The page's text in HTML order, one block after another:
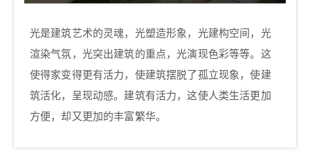
光是建筑艺术的灵魂，光塑造形象，光建构空间，光
渲染气氛，光突出建筑的重点，光演现色彩等等。这
使得家变得更有活力，使建筑摆脱了孤立现象，使建
筑活化，呈现动感。建筑有活力，这使人类生活更加
方便，却又更加的丰富繁华。
行播放，更加方便。启动电影场景以后，投影机启
播放片源，所有灯光依次关闭，开始开电影啦！ 阅
读场景 启动阅读场景以后，灯光变柔变弱，窗帘自
动调节，音乐启动，开始播放轻音乐。主人既可以
在舒适优雅的环境之下开始阅读。 聚会场景 打开背